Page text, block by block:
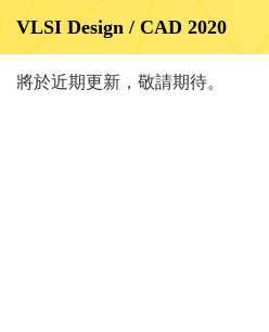
將於近期更新，敬請期待。